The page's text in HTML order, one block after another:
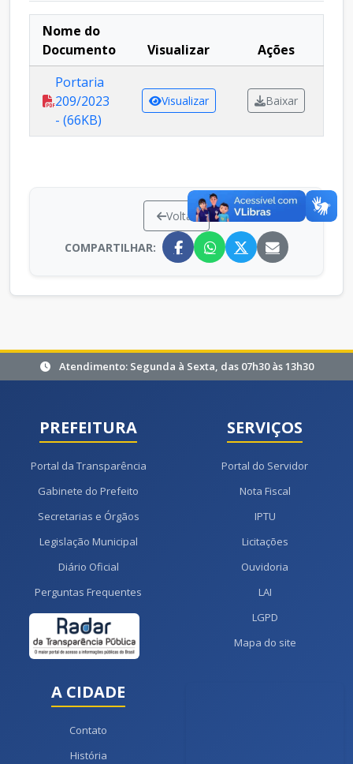
Nome do
Documento
Visualizar
Ações
Portaria
209/2023
- (66KB)
Visualizar Baixar
Voltar
COMPARTILHAR:
Atendimento: Segunda à Sexta, das 07h30 às 13h30
PREFEITURA
Portal da Transparência
Gabinete do Prefeito
Secretarias e Órgãos
Legislação Municipal
Diário Oficial
Perguntas Frequentes
SERVIÇOS
Portal do Servidor
Nota Fiscal
IPTU
Licitações
Ouvidoria
LAI
LGPD
Mapa do site
A CIDADE
Contato
História